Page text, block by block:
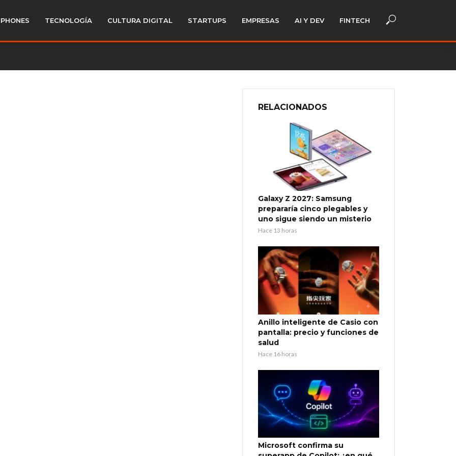
TECNOLOGÍA CULTURA DIGITAL STARTUPS EMPRESAS AI Y DEV FINTECH
RELACIONADOS
Galaxy Z 2027: Samsung
prepararía cinco plegables y
uno sigue siendo un misterio
Hace 13 horas
Anillo inteligente de Casio con
pantalla: precio y funciones de
salud
Hace 16 horas
Microsoft confirma su